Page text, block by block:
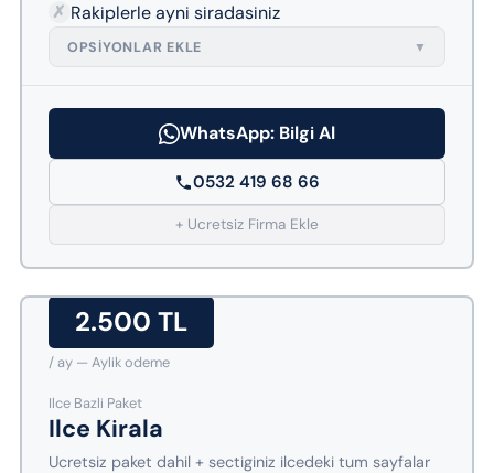
✗ Rakiplerle ayni siradasiniz
OPSIYONLAR EKLE ▼
WhatsApp: Bilgi Al
0532 419 68 66
+ Ucretsiz Firma Ekle
2.500 TL
/ ay — Aylik odeme
Ilce Bazli Paket
Ilce Kirala
Ucretsiz paket dahil + sectiginiz ilcedeki tum sayfalar